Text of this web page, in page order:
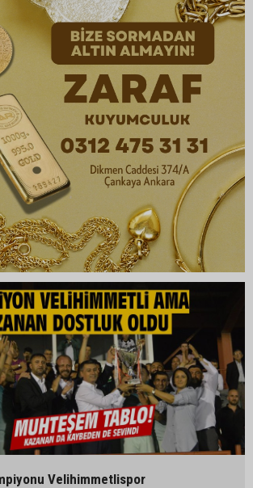
Velihimmetlispor